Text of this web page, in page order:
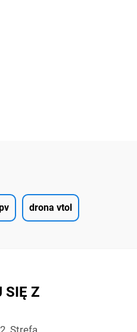
drona vtol
SIĘ Z
Strefa